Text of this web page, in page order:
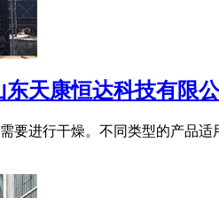
天康恒达科技有限
要进行干燥。不同类型的产品